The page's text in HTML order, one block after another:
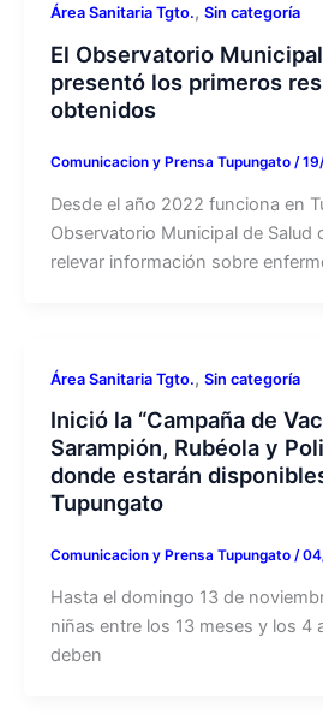
Área Sanitaria Tgto., Sin categoría
El Observatorio
presentó los primeros
obtenidos
Comunicacion y Prensa Tupungato /
Desde el año 2022 funciona en
Observatorio Municipal de Salud
relevar información sobre
Área Sanitaria Tgto., Sin categoría
Inició la “Campaña de
Sarampión, Rubéola y
donde estarán
Tupungato
Comunicacion y Prensa Tupungato /
Hasta el domingo 13 de
niñas entre los 13 meses y los 4
deben